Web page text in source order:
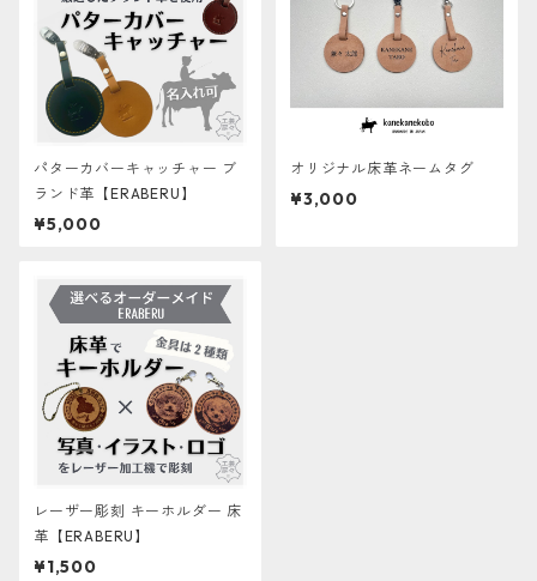
パターカバーキャッチャー ブ
ランド革【ERABERU】
¥5,000
オリジナル床革ネームタグ
¥3,000
レーザー彫刻 キーホルダー 床
革【ERABERU】
¥1,500